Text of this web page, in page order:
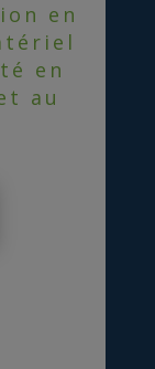
en
en
au